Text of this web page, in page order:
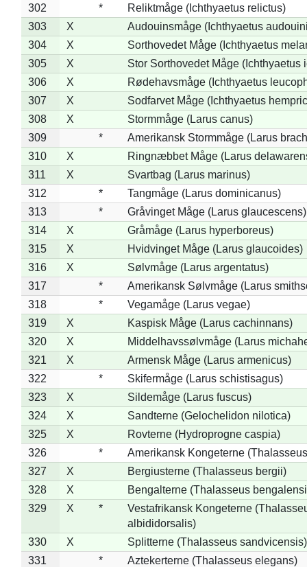
302
*
Reliktmåge (Ichthyaetus relictus)
303
X
Audouinsmåge (Ichthyaetus
304
X
Sorthovedet Måge (Ichthyaetus
305
X
Stor Sorthovedet Måge (Ichthyaetus
306
X
Rødehavsmåge (Ichthyaetus
307
X
Sodfarvet Måge (Ichthyaetus
308
X
Stormmåge (Larus canus)
309
*
Amerikansk Stormmåge (Larus
310
X
Ringnæbbet Måge (Larus
311
X
Svartbag (Larus marinus)
312
*
Tangmåge (Larus dominicanus)
313
*
Gråvinget Måge (Larus glaucescens)
314
X
Gråmåge (Larus hyperboreus)
315
X
Hvidvinget Måge (Larus glaucoides)
316
X
Sølvmåge (Larus argentatus)
317
*
Amerikansk Sølvmåge (Larus
318
*
Vegamåge (Larus vegae)
319
X
Kaspisk Måge (Larus cachinnans)
320
X
Middelhavssølvmåge (Larus
321
X
Armensk Måge (Larus armenicus)
322
*
Skifermåge (Larus schistisagus)
323
X
Sildemåge (Larus fuscus)
324
X
Sandterne (Gelochelidon nilotica)
325
X
Rovterne (Hydroprogne caspia)
326
*
Amerikansk Kongeterne
327
X
Bergiusterne (Thalasseus bergii)
328
X
Bengalterne (Thalasseus
329
X *
Vestafrikansk Kongeterne
albididorsalis)
330
X
Splitterne (Thalasseus sandvicensis)
331
*
Aztekerterne (Thalasseus elegans)